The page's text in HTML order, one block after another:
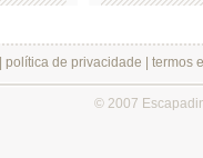
política de privacidade termos
© 2007